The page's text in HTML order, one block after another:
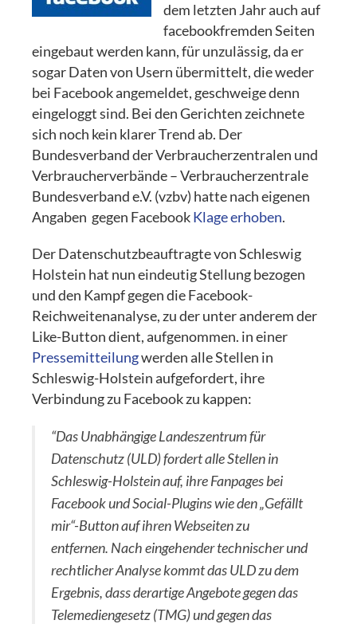
dem letzten Jahr auch auf
facebookfremden Seiten
eingebaut werden kann, für unzulässig, da er
sogar Daten von Usern übermittelt, die weder
bei Facebook angemeldet, geschweige denn
eingeloggt sind. Bei den Gerichten zeichnete
sich noch kein klarer Trend ab. Der
Bundesverband der Verbraucherzentralen und
Verbraucherverbände – Verbraucherzentrale
Bundesverband e.V. (vzbv) hatte nach eigenen
Angaben gegen FacebookKlage erhoben.
Der Datenschutzbeauftragte von Schleswig
Holstein hat nun eindeutig Stellung bezogen
und den Kampf gegen die Facebook-
Reichweitenanalyse, zu der unter anderem der
Like-Button dient, aufgenommen. in einer
Pressemitteilungwerden alle Stellen in
Schleswig-Holstein aufgefordert, ihre
Verbindung zu Facebook zu kappen:
“Das Unabhängige Landeszentrum für
Datenschutz (ULD) fordert alle Stellen in
Schleswig-Holstein auf, ihre Fanpages bei
Facebook und Social-Plugins wie den „Gefällt
mir“-Button auf ihren Webseiten zu
entfernen. Nach eingehender technischer und
rechtlicher Analyse kommt das ULD zu dem
Ergebnis, dass derartige Angebote gegen das
Telemediengesetz (TMG) und gegen das